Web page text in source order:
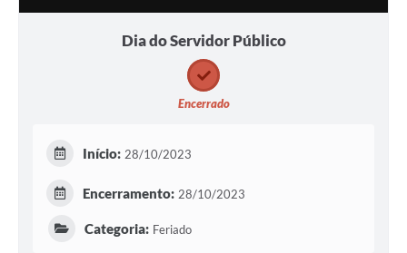
Dia do Servidor Público
Encerrado
Início: 28/10/2023
Encerramento: 28/10/2023
Categoria: Feriado